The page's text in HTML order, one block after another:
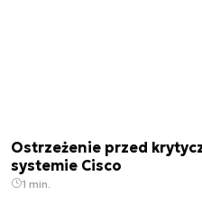
Ostrzeżenie przed
systemie Cisco
1 min.